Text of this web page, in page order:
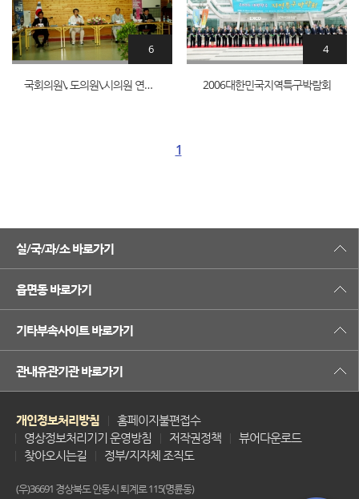
국회의원\, 도의원\,시의원 연석 토론회
6
2006대한민국지역특구박람회
4
1
실/국/과/소 바로가기
읍면동 바로가기
기타부속사이트 바로가기
관내유관기관 바로가기
개인정보처리방침
홈페이지불편접수
영상정보처리기기 운영방침
저작권정책
뷰어다운로드
찾아오시는길
정부/지자체 조직도
(우)36691 경상북도 안동시 퇴계로 115(명륜동)